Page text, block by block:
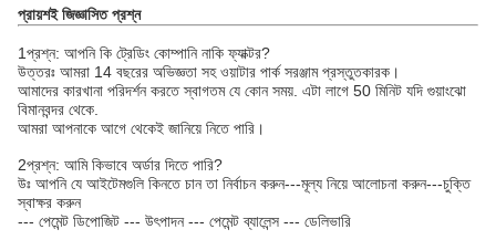
প্রায়শই জিজ্ঞাসিত প্রশ্ন
1প্রশ্ন: আপনি কি ট্রেডিং কোম্পানি নাকি ফ্যাক্টর?
উত্তরঃ আমরা 14 বছরের অভিজ্ঞতা সহ ওয়াটার পার্ক সরঞ্জাম প্রস্তুতকারক।
আমাদের কারখানা পরিদর্শন করতে স্বাগতম যে কোন সময়. এটা লাগে 50 মিনিট যদি গুয়াংঝো
বিমানবন্দর থেকে.
আমরা আপনাকে আগে থেকেই জানিয়ে নিতে পারি।
2প্রশ্ন: আমি কিভাবে অর্ডার দিতে পারি?
উঃ আপনি যে আইটেমগুলি কিনতে চান তা নির্বাচন করুন---মূল্য নিয়ে আলোচনা করুন---চুক্তি
স্বাক্ষর করুন
--- পেমেন্ট ডিপোজিট --- উৎপাদন --- পেমেন্ট ব্যালেন্স --- ডেলিভারি